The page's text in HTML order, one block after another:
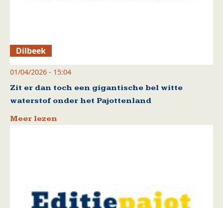
Dilbeek
01/04/2026 - 15:04
Zit er dan toch een gigantische bel witte
waterstof onder het Pajottenland
Meer lezen